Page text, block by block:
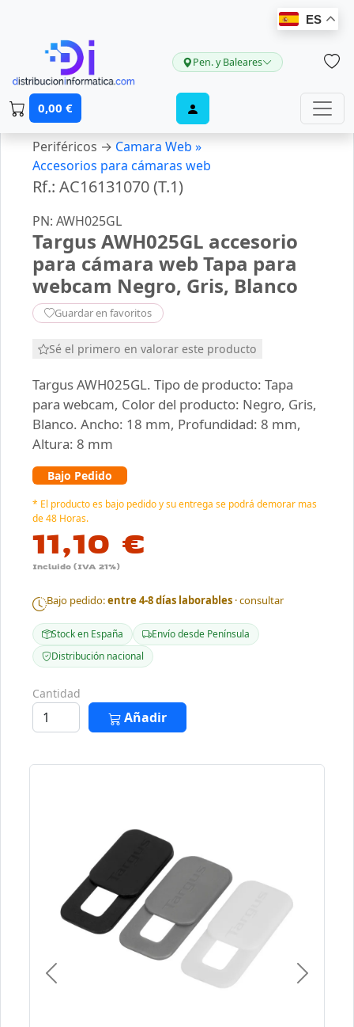
ES
Pen. y Baleares
0,00 €
Periféricos → Camara Web »
Accesorios para cámaras web
Rf.: AC16131070 (T.1)
PN: AWH025GL
Targus AWH025GL accesorio
para cámara web Tapa para
webcam Negro, Gris, Blanco
Guardar en favoritos
Sé el primero en valorar este producto
Targus AWH025GL. Tipo de producto: Tapa
para webcam, Color del producto: Negro, Gris,
Blanco. Ancho: 18 mm, Profundidad: 8 mm,
Altura: 8 mm
Bajo Pedido
* El producto es bajo pedido y su entrega se podrá demorar mas
de 48 Horas.
11,10 €
Incluido (IVA 21%)
Bajo pedido:entre 4-8 días laborables · consultar
Stock en España
Envío desde Península
Distribución nacional
Cantidad
Añadir
Previous Next